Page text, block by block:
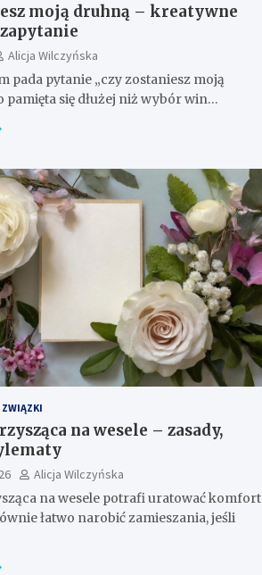
moją druhną – kreatywne
Alicja Wilczyńska
pada pytanie „czy zostaniesz moją
pamięta się dłużej niż wybór win…
ZWIĄZKI
na wesele – zasady,
Alicja Wilczyńska
na wesele potrafi uratować komfort
łatwo narobić zamieszania, jeśli